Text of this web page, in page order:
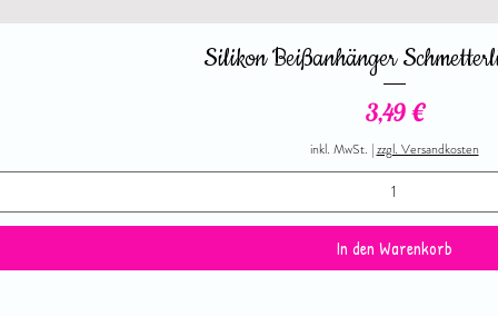
Silikon Beißanhänger
Preis
3,49 €
inkl. MwSt. |zzgl. Versandkosten
In den Warenkorb